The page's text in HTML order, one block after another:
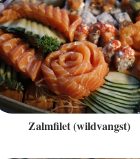
Zalmfilet (wildvangst)